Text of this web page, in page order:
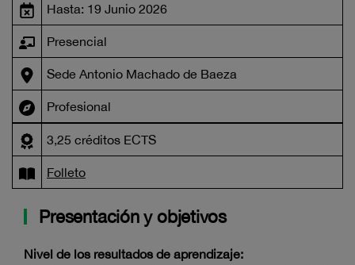
Hasta: 19 Junio 2026
Presencial
Sede Antonio Machado de Baeza
Profesional
3,25 créditos ECTS
Folleto
Presentación y objetivos
Nivel de los resultados de aprendizaje: